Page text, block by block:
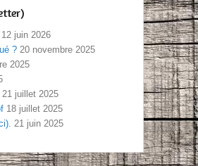
12 juin 2026
? 20 novembre 2025
2025
21 juillet 2025
18 juillet 2025
21 juin 2025